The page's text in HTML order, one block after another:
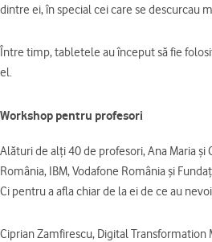
dintre ei, în special cei care se descurcau
Între timp, tabletele au început să fie
el.
Workshop pentru profesori
Alături de alți 40 de profesori, Ana Maria
România, IBM, Vodafone România și
Ci pentru a afla chiar de la ei de ce au
Ciprian Zamfirescu, Digital